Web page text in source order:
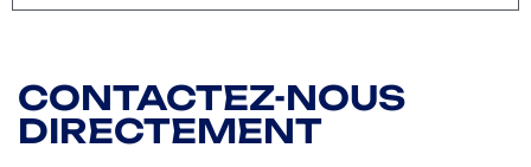
CONTACTEZ-NOUS
DIRECTEMENT